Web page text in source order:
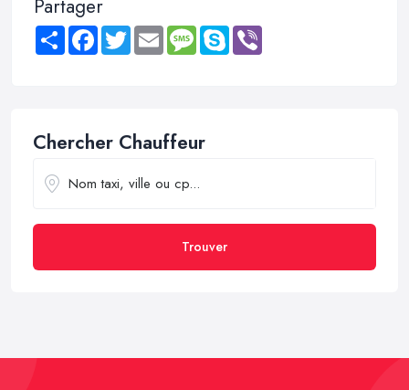
Partager
Share FacebookTwitter Email MessageSkype
Chercher Chauffeur
Trouver